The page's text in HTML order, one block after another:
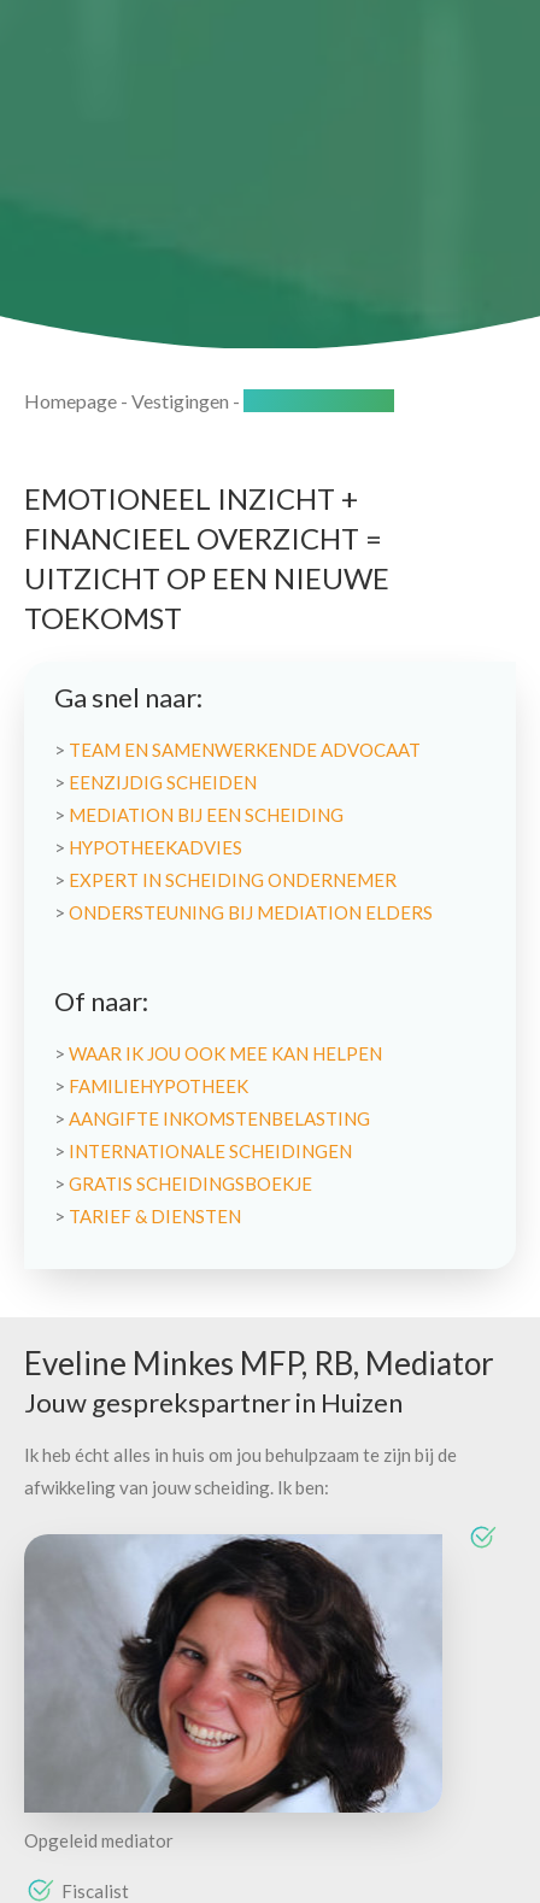
Homepage - Vestigingen -
EMOTIONEEL INZICHT +
FINANCIEEL OVERZICHT =
UITZICHT OP EEN NIEUWE
TOEKOMST
Ga snel naar:
> TEAM EN SAMENWERKENDE ADVOCAAT
> EENZIJDIG SCHEIDEN
> MEDIATION BIJ EEN SCHEIDING
> HYPOTHEEKADVIES
> EXPERT IN SCHEIDING ONDERNEMER
> ONDERSTEUNING BIJ MEDIATION ELDERS
Of naar:
> WAAR IK JOU OOK MEE KAN HELPEN
> FAMILIEHYPOTHEEK
> AANGIFTE INKOMSTENBELASTING
> INTERNATIONALE SCHEIDINGEN
> GRATIS SCHEIDINGSBOEKJE
> TARIEF & DIENSTEN
Eveline Minkes MFP, RB, Mediator
Jouw gesprekspartner in Huizen
Ik heb écht alles in huis om jou behulpzaam te zijn bij de
afwikkeling van jouw scheiding. Ik ben:
Opgeleid mediator
Fiscalist